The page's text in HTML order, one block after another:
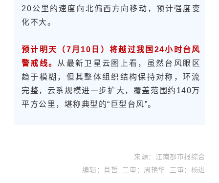
20公里的速度向北偏西方向移动，预计强度变
化不大。
预计明天（7月10日）将越过我国24小时台风
警戒线。 从最新卫星云图上看，虽然台风眼区
趋于模糊，但其整体组织结构保持对称，环流
完整，云系规模进一步扩大，覆盖范围约140万
平方公里，堪称典型的“巨型台风”。
来源：江南都市报综合
编辑：肖哲 二审：周艳华 三审：杨进